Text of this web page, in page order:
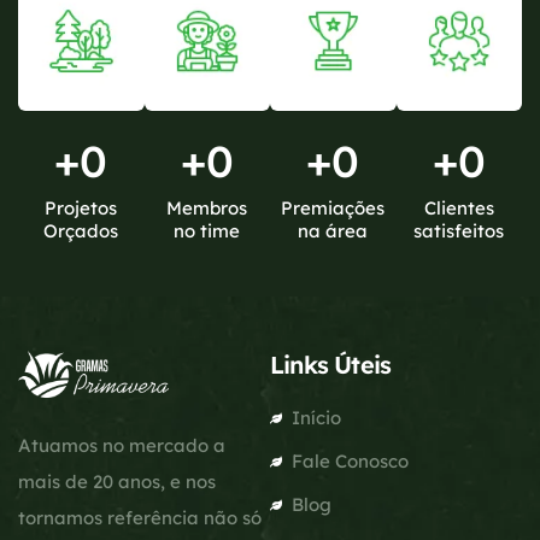
+0
Projetos
Orçados
+0
Membros
no time
+0
Premiações
na área
+0
Clientes
satisfeitos
Atuamos no mercado a
mais de 20 anos, e nos
tornamos referência não só
Links Úteis
Início
Fale Conosco
Blog